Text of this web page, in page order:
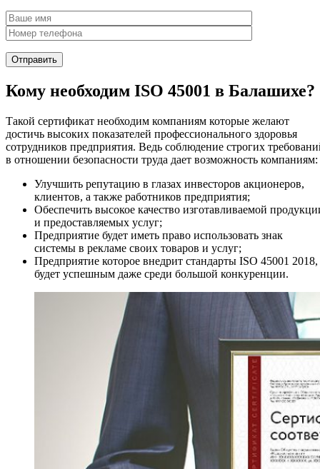
Кому необходим ISO 45001 в Балашихе?
Такой сертификат необходим компаниям которые желают
достичь высоких показателей профессионального здоровья
сотрудников предприятия. Ведь соблюдение строгих
в отношении безопасности труда дает возможность компаниям:
Улучшить репутацию в глазах инвесторов акционеров,
клиентов, а также работников предприятия;
Обеспечить высокое качество изготавливаемой
и предоставляемых услуг;
Предприятие будет иметь право использовать знак
системы в рекламе своих товаров и услуг;
Предприятие которое внедрит стандарты ISO 45001 2018,
будет успешным даже среди большой конкуренции.